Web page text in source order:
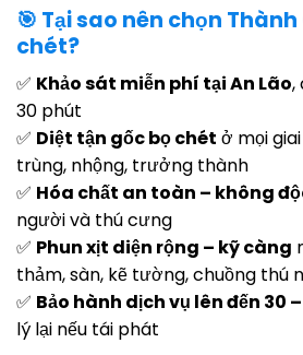
🎯 Tại sao nên chọn
chét?
✅ Khảo sát miễn phí tại An Lão,
30 phút
✅ Diệt tận gốc bọ chét ở mọi
trùng, nhộng, trưởng thành
✅ Hóa chất an toàn – không
người và thú cưng
✅ Phun xịt diện rộng – kỹ càng
thảm, sàn, kẽ tường, chuồng thú
✅ Bảo hành dịch vụ lên đến 30
lý lại nếu tái phát